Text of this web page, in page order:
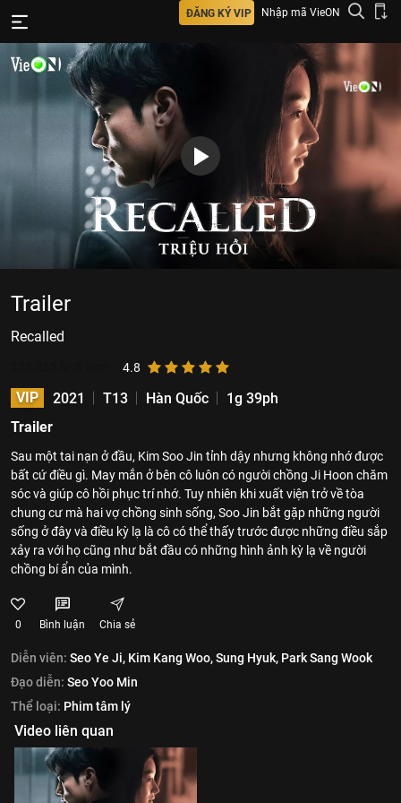
ĐĂNG KÝ VIP Nhập mã VieON
Trailer
Recalled
4.8
VIP 2021 T13 Hàn Quốc
1g 39ph
Trailer
Sau một tai nạn ở đầu, Kim Soo Jin tỉnh dậy nhưng không nhớ được
bất cứ điều gì. May mắn ở bên cô luôn có người chồng Ji Hoon chăm
sóc và giúp cô hồi phục trí nhớ. Tuy nhiên khi xuất viện trở về tòa
chung cư mà hai vợ chồng sinh sống, Soo Jin bắt gặp những người
sống ở đây và điều kỳ lạ là cô có thể thấy trước được những điều sắp
xảy ra với họ cũng như bắt đầu có những hình ảnh kỳ lạ về người
chồng bí ẩn của mình.
0 Bình luận Chia sẻ
Diễn viên: Seo Ye Ji, Kim Kang Woo,Sung Hyuk, Park Sang Wook
Đạo diễn: Seo Yoo Min
Thể loại: Phim tâm lý
Video liên quan